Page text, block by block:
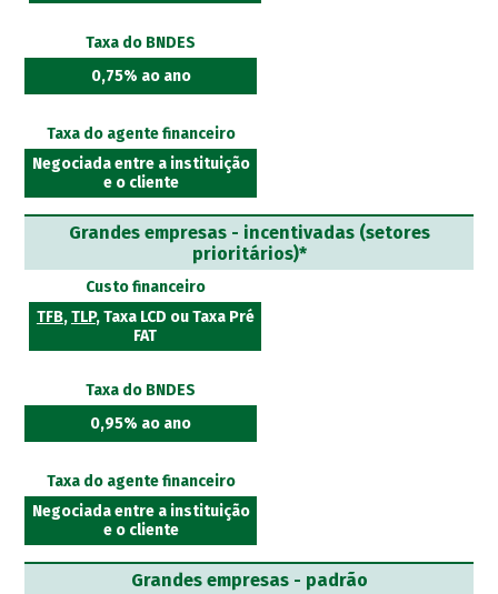
Taxa do BNDES
0,75% ao ano
Taxa do agente financeiro
Negociada entre a instituição
e o cliente
Grandes empresas - incentivadas (setores
prioritários)*
Custo financeiro
TFB,TLP, Taxa LCD ou Taxa Pré
FAT
Taxa do BNDES
0,95% ao ano
Taxa do agente financeiro
Negociada entre a instituição
e o cliente
Grandes empresas - padrão